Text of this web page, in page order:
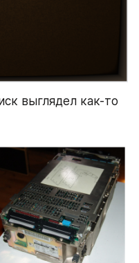
выглядел как-то